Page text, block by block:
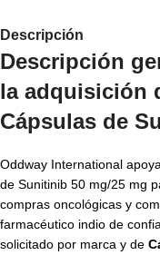
Descripción
Descripción
la adquisición
Cápsulas de
Oddway International
de Sunitinib 50 mg/25 mg
compras oncológicas y
farmacéutico indio de
solicitado por marca y de